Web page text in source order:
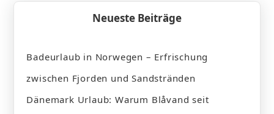
Neueste Beiträge
Badeurlaub in Norwegen – Erfrischung
zwischen Fjorden und Sandstränden
Dänemark Urlaub: Warum Blåvand seit